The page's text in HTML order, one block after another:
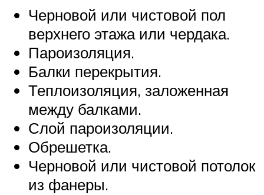
Черновой или чистовой пол
верхнего этажа или чердака.
Пароизоляция.
Балки перекрытия.
Теплоизоляция, заложенная
между балками.
Слой пароизоляции.
Обрешетка.
Черновой или чистовой потолок
из фанеры.